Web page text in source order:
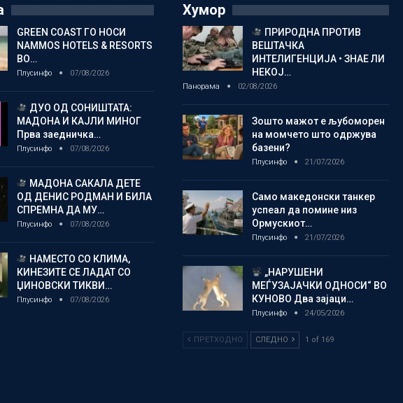
GREEN COAST ГО НОСИ
NAMMOS HOTELS & RESORTS
ВО…
Плусинфо 07/08/2026
ДУО ОД СОНИШТАТА:
МАДОНА И КАЈЛИ МИНОГ
Прва заедничка…
Плусинфо 07/08/2026
МАДОНА САКАЛА ДЕТЕ
ОД ДЕНИС РОДМАН И БИЛА
СПРЕМНА ДА МУ…
Плусинфо 07/08/2026
НАМЕСТО СО КЛИМА,
КИНЕЗИТЕ СЕ ЛАДАТ СО
ЏИНОВСКИ ТИКВИ…
Плусинфо 07/08/2026
Хумор
ПРИРОДНА ПРОТИВ
ВЕШТАЧКА
ИНТЕЛИГЕНЦИЈА • ЗНАЕ ЛИ
НЕКОЈ…
Панорама 02/08/2026
Зошто мажот е љубоморен
на момчето што одржува
базени?
Плусинфо 21/07/2026
Само македонски танкер
успеал да помине низ
Ормускиот…
Плусинфо 21/07/2026
„НАРУШЕНИ
МЕЃУЗАЈАЧКИ ОДНОСИ“ ВО
КУНОВО Два зајаци…
Плусинфо 24/05/2026
ПРЕТХОДНО СЛЕДНО 1 of 169